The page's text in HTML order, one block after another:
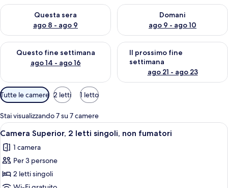
Questa sera
ago 8 - ago 9
Verifica la disponibilità per questa sera, ago 8 - ago 9
Domani
ago 9 - ago 10
Verifica la disponibilità per
Questo fine settimana
ago 14 - ago 16
Verifica la disponibilità per questo fine settimana, ago 14 -
Il prossimo fine
settimana
ago 21 - ago 23
Verifica la disponibilità per il
Filtri
disponibili
per
le
camere
Tutte le camere 2 letti 1 letto
Stai visualizzando 7 su 7 camere
Apri
tutte
le
foto
per
Una camera d'hotel moderna con
7
Camera Superior, 2 letti singoli, non fumatori
1 camera
Per 3 persone
2 letti singoli